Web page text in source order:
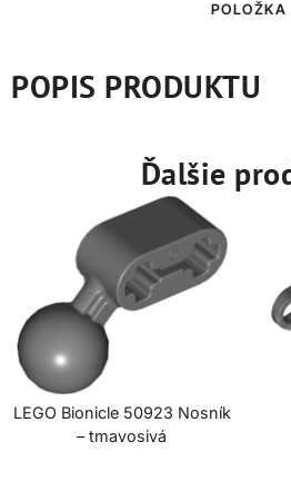
POLOŽKA
POPIS PRODUKTU
Ďalšie
LEGO Bionicle 50923 Nosník
– tmavosivá